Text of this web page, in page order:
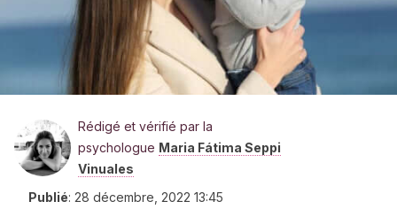
Rédigé et vérifié par la
psychologue Maria Fátima Seppi
Vinuales
Publié: 28 décembre, 2022 13:45